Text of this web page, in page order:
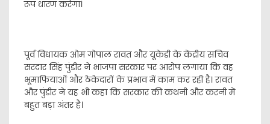
रूप धारण करेगा।
पूर्व विधायक ओम गोपाल रावत और यूकेडी के केंद्रीय सचिव
सरदार सिंह पुंडीर ने भाजपा सरकार पर आरोप लगाया कि वह
भूमाफियाओं और ठेकेदारों के प्रभाव में काम कर रही है। रावत
और पुंडीर ने यह भी कहा कि सरकार की कथनी और करनी में
बहुत बड़ा अंतर है।